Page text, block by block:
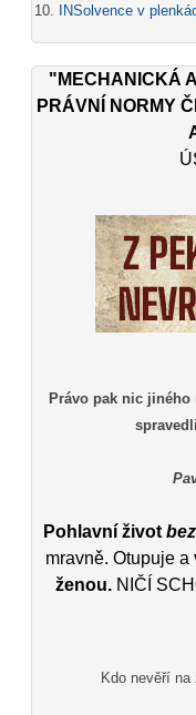
INSolvence v
"MECHANICKÁ
PRÁVNÍ NORMY
Právo pak nic
Pohlavní život
mravně. Otupuje a
ženou. NIČÍ
Kdo nevěří